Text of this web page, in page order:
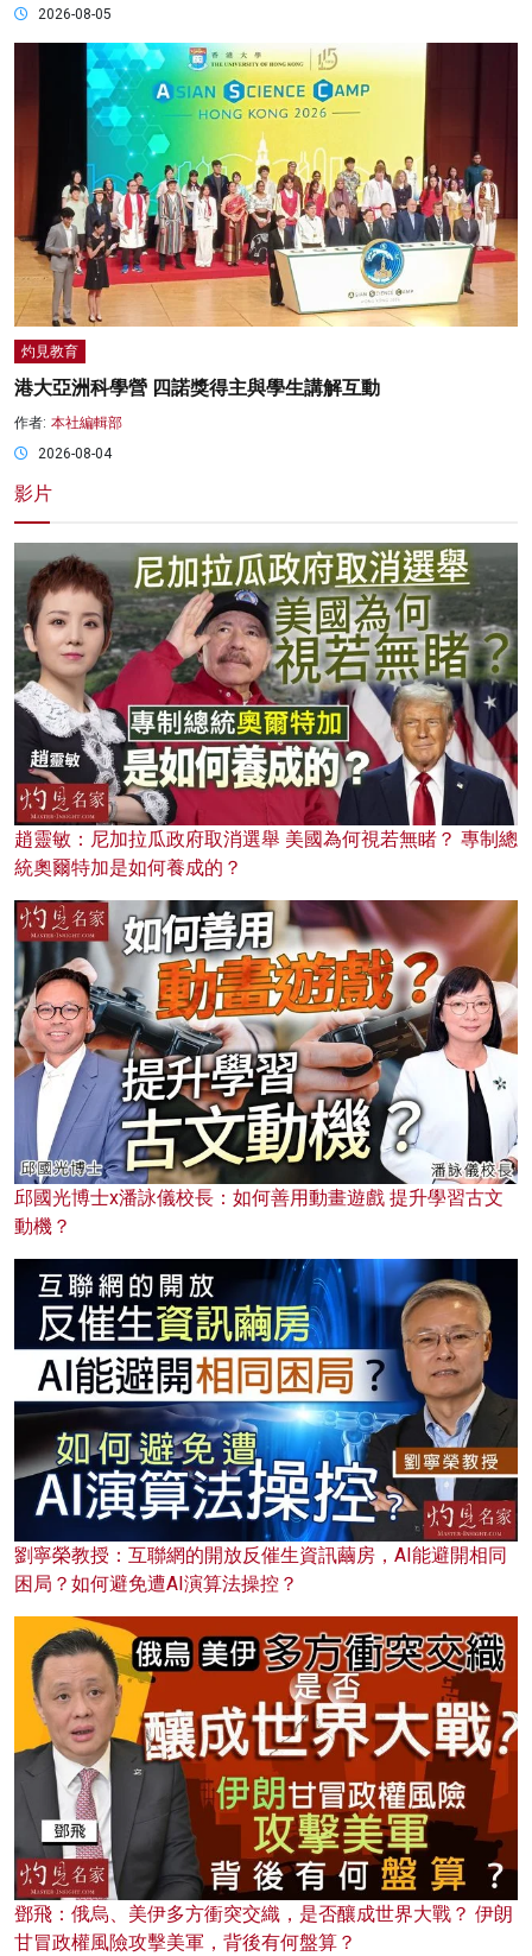
2026-08-05
灼見教育
港大亞洲科學營 四諾獎得主與學生講解互動
作者: 本社編輯部
2026-08-04
影片
趙靈敏：尼加拉瓜政府取消選舉 美國為何視若無睹？ 專制總
統奧爾特加是如何養成的？
邱國光博士x潘詠儀校長：如何善用動畫遊戲 提升學習古文
動機？
劉寧榮教授：互聯網的開放反催生資訊繭房，AI能避開相同
困局？如何避免遭AI演算法操控？
鄧飛：俄烏、美伊多方衝突交織，是否釀成世界大戰？ 伊朗
甘冒政權風險攻擊美軍，背後有何盤算？